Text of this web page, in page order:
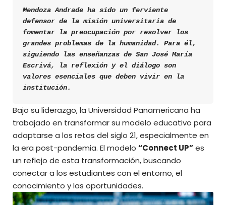
Mendoza Andrade ha sido un ferviente
defensor de la misión universitaria de
fomentar la preocupación por resolver los
grandes problemas de la humanidad. Para él,
siguiendo las enseñanzas de San José María
Escrivá, la reflexión y el diálogo son
valores esenciales que deben vivir en la
institución.
Bajo su liderazgo, la Universidad Panamericana ha
trabajado en transformar su modelo educativo para
adaptarse a los retos del siglo 21, especialmente en
la era post-pandemia. El modelo “Connect UP”es
un reflejo de esta transformación, buscando
conectar a los estudiantes con el entorno, el
conocimiento y las oportunidades.